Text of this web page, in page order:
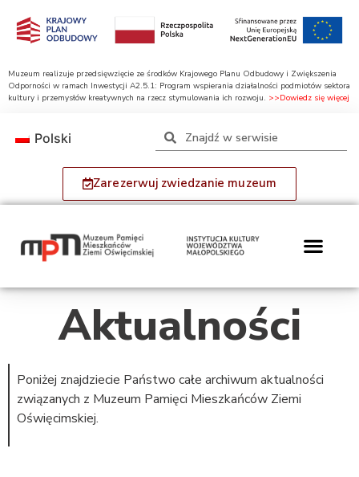
Muzeum realizuje przedsięwzięcie ze środków Krajowego Planu Odbudowy i Zwiększenia
Odporności w ramach Inwestycji A2.5.1: Program wspierania działalności podmiotów sektora
kultury i przemysłów kreatywnych na rzecz stymulowania ich rozwoju. >>Dowiedz się więcej
Zarezerwuj zwiedzanie muzeum
Polski
Aktualności
Poniżej znajdziecie Państwo całe archiwum aktualności
związanych z Muzeum Pamięci Mieszkańców Ziemi
Oświęcimskiej.